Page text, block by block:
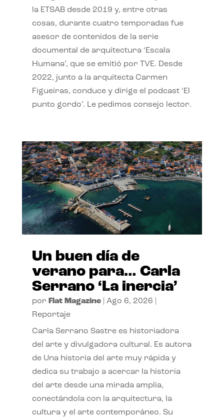
la ETSAB desde 2019 y, entre otras
cosas, durante cuatro temporadas fue
asesor de contenidos de la serie
documental de arquitectura ‘Escala
Humana’, que se emitió por TVE. Desde
2022, junto a la arquitecta Carmen
Figueiras, conduce y dirige el podcast ‘El
punto gordo’. Le pedimos consejo lector.
Un buen día de
verano para… Carla
Serrano ‘La inercia’
por Flat Magazine| Ago 6, 2026
Reportaje
Carla Serrano Sastre es historiadora
del arte y divulgadora cultural. Es autora
de Una historia del arte muy rápida y
dedica su trabajo a acercar la historia
del arte desde una mirada amplia,
conectándola con la arquitectura, la
cultura y el arte contemporáneo. Su